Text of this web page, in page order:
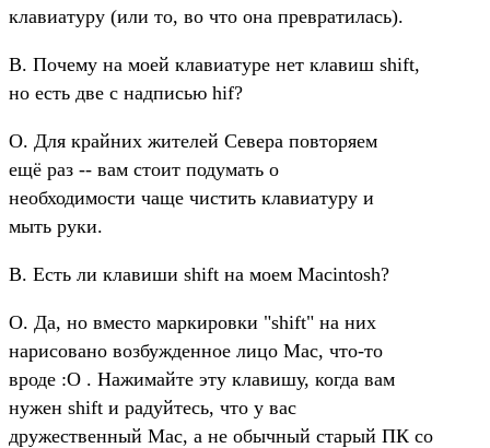
клавиатуру (или то, во что она превратилась).
В. Почему на моей клавиатуре нет клавиш shift,
но есть две с надписью hif?
О. Для крайних жителей Севера повторяем
ещё раз -- вам стоит подумать о
необходимости чаще чистить клавиатуру и
мыть руки.
В. Есть ли клавиши shift на моем Macintosh?
О. Да, но вместо маркировки "shift" на них
нарисовано возбужденное лицо Mac, что-то
вроде :O . Нажимайте эту клавишу, когда вам
нужен shift и радуйтесь, что у вас
дружественный Mac, а не обычный старый ПК со